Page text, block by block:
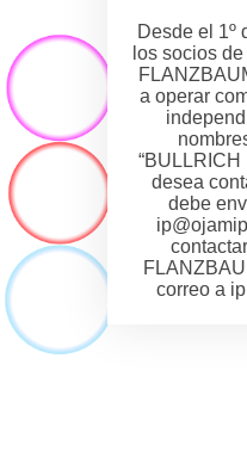
Desde el 1º
los socios
a operar
“BULLRICH
desea
debe
correo a